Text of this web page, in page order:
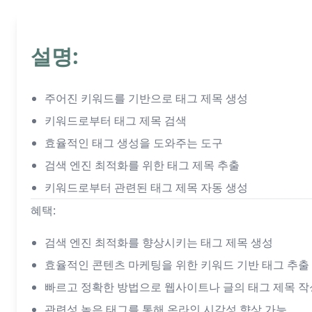
설명:
주어진 키워드를 기반으로 태그 제목 생성
키워드로부터 태그 제목 검색
효율적인 태그 생성을 도와주는 도구
검색 엔진 최적화를 위한 태그 제목 추출
키워드로부터 관련된 태그 제목 자동 생성
혜택:
검색 엔진 최적화를 향상시키는 태그 제목 생성
효율적인 콘텐츠 마케팅을 위한 키워드 기반 태그 추출
빠르고 정확한 방법으로 웹사이트나 글의 태그 제목